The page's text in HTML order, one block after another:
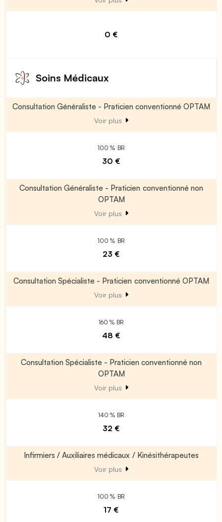
0 €
Soins Médicaux
Consultation Généraliste - Praticien conventionné OPTAM
Voir plus
100 % BR
30 €
Consultation Généraliste - Praticien conventionné non
OPTAM
Voir plus
100 % BR
23 €
Consultation Spécialiste - Praticien conventionné OPTAM
Voir plus
160 % BR
48 €
Consultation Spécialiste - Praticien conventionné non
OPTAM
Voir plus
140 % BR
32 €
Infirmiers / Auxiliaires médicaux / Kinésithérapeutes
Voir plus
100 % BR
17 €